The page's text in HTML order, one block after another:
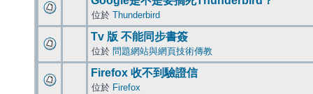
位於 Thunderbird
Tv 版 不能同步書簽
位於 問題網站與網頁技術傳教
Firefox 收不到驗證信
位於 Firefox